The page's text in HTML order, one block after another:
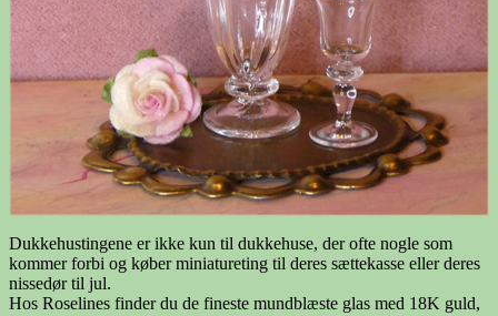
Dukkehustingene er ikke kun til dukkehuse, der ofte nogle som
kommer forbi og køber miniatureting til deres sættekasse eller deres
nissedør til jul.
Hos Roselines finder du de fineste mundblæste glas med 18K guld,